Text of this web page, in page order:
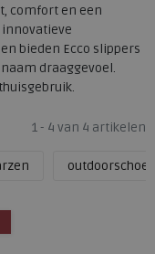
comfort en een
bieden Ecco slippers
draaggevoel.
1 - 4 van 4 artikelen